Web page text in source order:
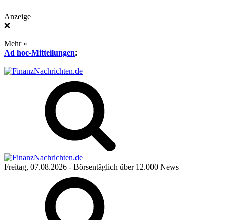
Anzeige
❌
Mehr »
Ad hoc-Mitteilungen:
Freitag, 07.08.2026 - Börsentäglich über 12.000 News